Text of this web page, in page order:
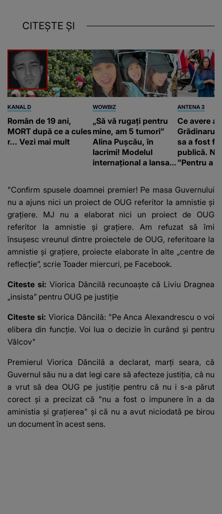
CITEȘTE ȘI
KANAL D
Român de 19 ani,
MORT după ce a cules
r... Vezi mai mult
WOWBIZ
„Să vă rugați pentru
mine, am 5 tumori”
Alina Pușcău, în
lacrimi! Modelul
internațional a lansat
o boală gravă
ANTENA 3
Ce avere
Grădinaru.
sa a fost
publică.
"Pentru a
"Confirm spusele doamnei premier! Pe masa Guvernului
nu a ajuns nici un proiect de OUG referitor la amnistie şi
graţiere. MJ nu a elaborat nici un proiect de OUG
referitor la amnistie şi graţiere. Am refuzat să îmi
însuşesc vreunul dintre proiectele de OUG, referitoare la
amnistie şi graţiere, proiecte elaborate în alte „centre de
reflecţie”, scrie Toader miercuri, pe Facebook.
Citeste si: Viorica Dăncilă recunoaște că Liviu Dragnea
„insista” pentru OUG pe justiție
Citeste si: Viorica Dăncilă: "Pe Anca Alexandrescu o voi
elibera din funcţie. Voi lua o decizie în curând şi pentru
Vâlcov"
Premierul Viorica Dăncilă a declarat, marţi seara, că
Guvernul său nu a dat legi care să afecteze justiţia, că nu
a vrut să dea OUG pe justiţie pentru că nu i s-a părut
corect şi a precizat că "nu a fost o impunere în a da
aministia şi graţierea" şi că nu a avut niciodată pe birou
un document în acest sens.